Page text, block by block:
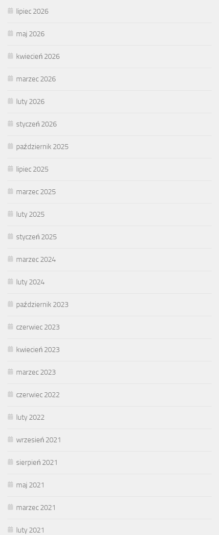
lipiec 2026
maj 2026
kwiecień 2026
marzec 2026
luty 2026
styczeń 2026
październik 2025
lipiec 2025
marzec 2025
luty 2025
styczeń 2025
marzec 2024
luty 2024
październik 2023
czerwiec 2023
kwiecień 2023
marzec 2023
czerwiec 2022
luty 2022
wrzesień 2021
sierpień 2021
maj 2021
marzec 2021
luty 2021